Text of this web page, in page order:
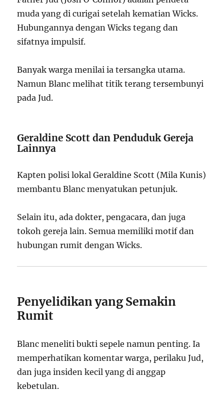
muda yang di curigai setelah kematian Wicks.
Hubungannya dengan Wicks tegang dan
sifatnya impulsif.
Banyak warga menilai ia tersangka utama.
Namun Blanc melihat titik terang tersembunyi
pada Jud.
Geraldine Scott dan Penduduk Gereja
Lainnya
Kapten polisi lokal Geraldine Scott (Mila Kunis)
membantu Blanc menyatukan petunjuk.
Selain itu, ada dokter, pengacara, dan juga
tokoh gereja lain. Semua memiliki motif dan
hubungan rumit dengan Wicks.
Penyelidikan yang Semakin
Rumit
Blanc meneliti bukti sepele namun penting. Ia
memperhatikan komentar warga, perilaku Jud,
dan juga insiden kecil yang di anggap
kebetulan.